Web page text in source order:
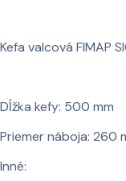
Kefa valcová FIMAP
Dĺžka kefy: 500 mm
Priemer náboja: 260
Inné: